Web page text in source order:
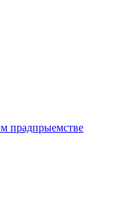
прадпрыемстве